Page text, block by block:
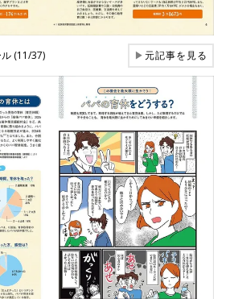
(11/37) ▶元記事を見る